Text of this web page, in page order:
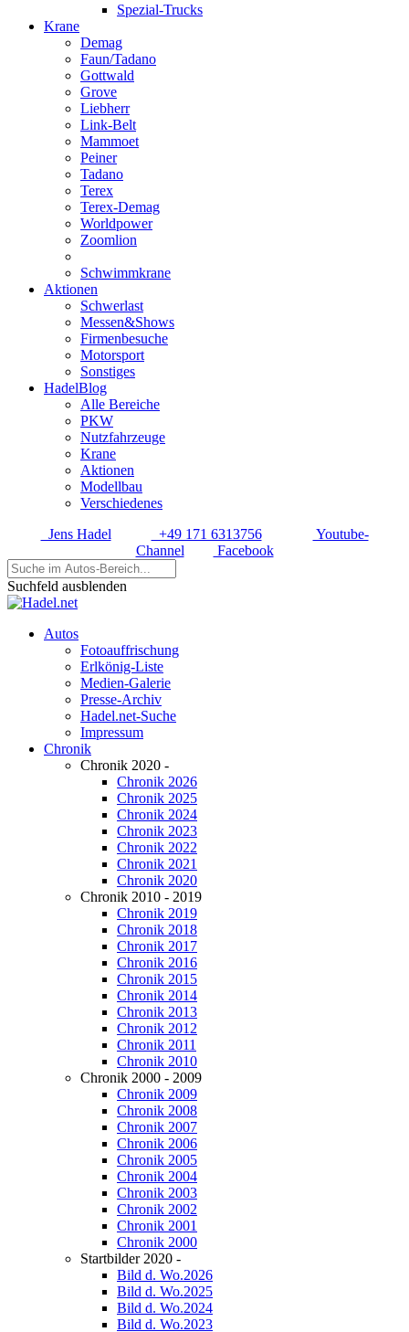
Spezial-Trucks
Krane
Demag
Faun/Tadano
Gottwald
Grove
Liebherr
Link-Belt
Mammoet
Peiner
Tadano
Terex
Terex-Demag
Worldpower
Zoomlion
Schwimmkrane
Aktionen
Schwerlast
Messen&Shows
Firmenbesuche
Motorsport
Sonstiges
HadelBlog
Alle Bereiche
PKW
Nutzfahrzeuge
Krane
Aktionen
Modellbau
Verschiedenes
Jens Hadel
+49 171 6313756
Youtube-
Channel
Facebook
Suchfeld ausblenden
Autos
Fotoauffrischung
Erlkönig-Liste
Medien-Galerie
Presse-Archiv
Hadel.net-Suche
Impressum
Chronik
Chronik 2020 -
Chronik 2026
Chronik 2025
Chronik 2024
Chronik 2023
Chronik 2022
Chronik 2021
Chronik 2020
Chronik 2010 - 2019
Chronik 2019
Chronik 2018
Chronik 2017
Chronik 2016
Chronik 2015
Chronik 2014
Chronik 2013
Chronik 2012
Chronik 2011
Chronik 2010
Chronik 2000 - 2009
Chronik 2009
Chronik 2008
Chronik 2007
Chronik 2006
Chronik 2005
Chronik 2004
Chronik 2003
Chronik 2002
Chronik 2001
Chronik 2000
Startbilder 2020 -
Bild d. Wo.2026
Bild d. Wo.2025
Bild d. Wo.2024
Bild d. Wo.2023